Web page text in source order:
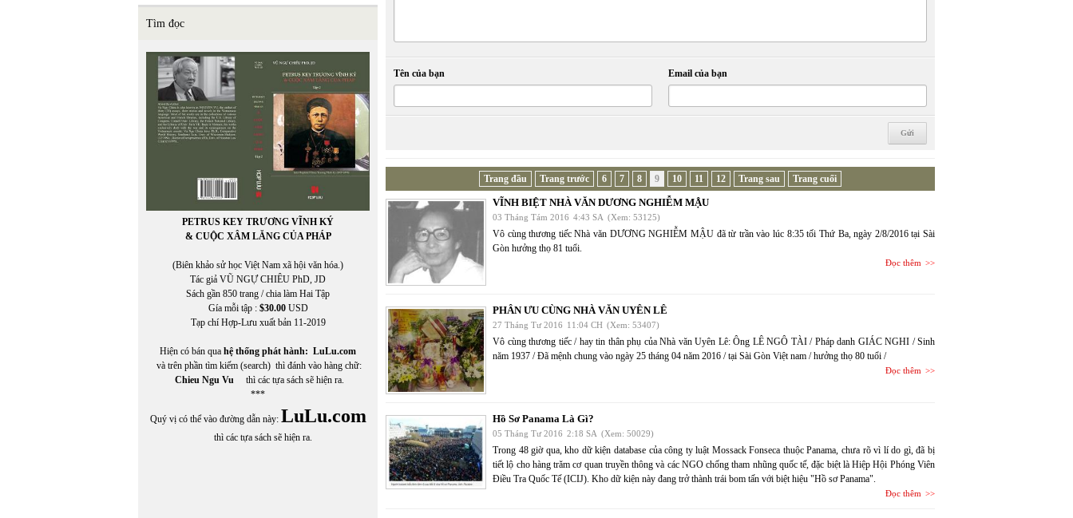
Tìm đọc
PETRUS KEY TRƯƠNG VĨNH KÝ
& CUỘC XÂM LĂNG CỦA PHÁP
(Biên khảo sử học Việt Nam xã hội văn hóa.)
Tác giả VŨ NGỰ CHIÊU PhD, JD
Sách gần 850 trang / chia làm Hai Tập
Gía mỗi tập : $30.00USD
Tạp chí Hợp-Lưu xuất bản 11-2019
Hiện có bán qua hệ thống phát hành: LuLu.com
và trên phần tìm kiếm (search) thì đánh vào hàng chữ:
Chieu Ngu Vu thì các tựa sách sẽ hiện ra.
***
Quý vị có thể vào đường dẫn này: LuLu.com
thì các tựa sách sẽ hiện ra.
Tên của bạn Email của bạn
Trang đầu Trang trước 6 7 8 9 10 11 12 Trang sau Trang cuối
VĨNH BIỆT NHÀ VĂN DƯƠNG NGHIỄM MẬU
03 Tháng Tám 2016 4:43 SA (Xem: 53125)
Vô cùng thương tiếc Nhà văn DƯƠNG NGHIỄM MẬU đã từ trần vào lúc 8:35 tối Thứ Ba, ngày 2/8/2016 tại Sài
Gòn hưởng thọ 81 tuổi.
Đọc thêm
PHÂN ƯU CÙNG NHÀ VĂN UYÊN LÊ
27 Tháng Tư 2016 11:04 CH (Xem: 53407)
Vô cùng thương tiếc / hay tin thân phụ của Nhà văn Uyên Lê: Ông LÊ NGÔ TÀI / Pháp danh GIÁC NGHI / Sinh
năm 1937 / Đã mệnh chung vào ngày 25 tháng 04 năm 2016 / tại Sài Gòn Việt nam / hưởng thọ 80 tuổi /
Đọc thêm
Hồ Sơ Panama Là Gì?
05 Tháng Tư 2016 2:18 SA (Xem: 50029)
Trong 48 giờ qua, kho dữ kiện database của công ty luật Mossack Fonseca thuộc Panama, chưa rõ vì lí do gì, đã bị
tiết lộ cho hàng trăm cơ quan truyền thông và các NGO chống tham nhũng quốc tế, đặc biệt là Hiệp Hội Phóng Viên
Điều Tra Quốc Tế (ICIJ). Kho dữ kiện này đang trở thành trái bom tấn với biệt hiệu "Hồ sơ Panama".
Đọc thêm